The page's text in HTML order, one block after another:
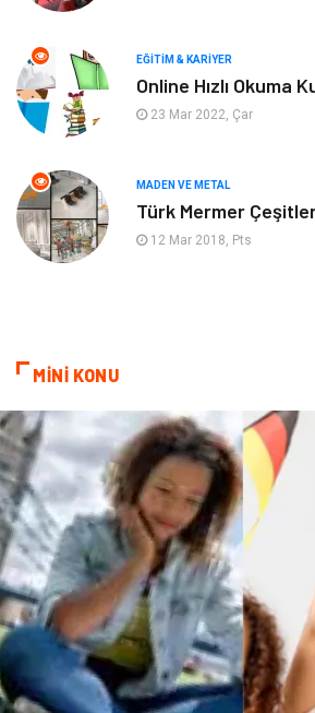
Emlak
Finans & Ekonomi
Endüstriyel Ürünler
Aksesuar
Nakliyat
Kiralama Servisleri Markalar
Çadır Kına
Spor Malzemeleri Basın
Moda İthalat
Bakım
EĞITIM & KARIYER
Online Hızlı Okuma
23 Mar 2022, Çar
MADEN VE METAL
Türk Mermer
12 Mar 2018, Pts
MİNİ KONU